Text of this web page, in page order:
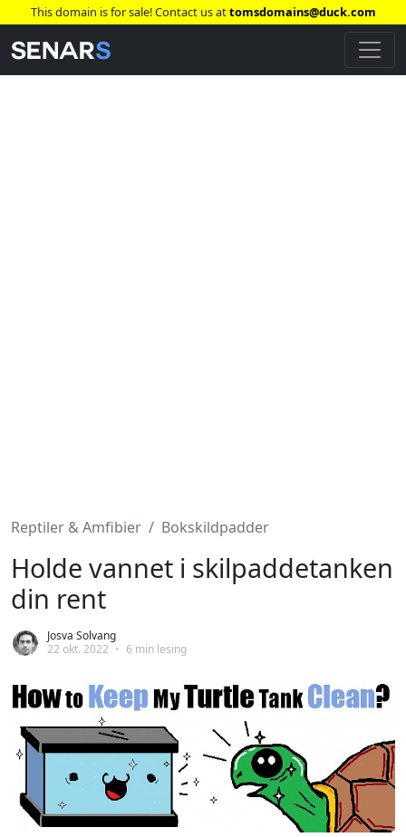
This domain is for sale! Contact us attomsdomains@duck.com
Reptiler & Amfibier Bokskildpadder
Holde vannet i skilpaddetanken
din rent
Josva Solvang
22 okt. 2022 • 6 min lesing